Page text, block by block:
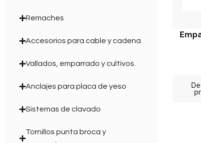
Remaches
Accesorios para cable y cadena
Vallados, emparrado y cultivos.
Anclajes para placa de yeso
Sistemas de clavado
Tornillos punta broca y